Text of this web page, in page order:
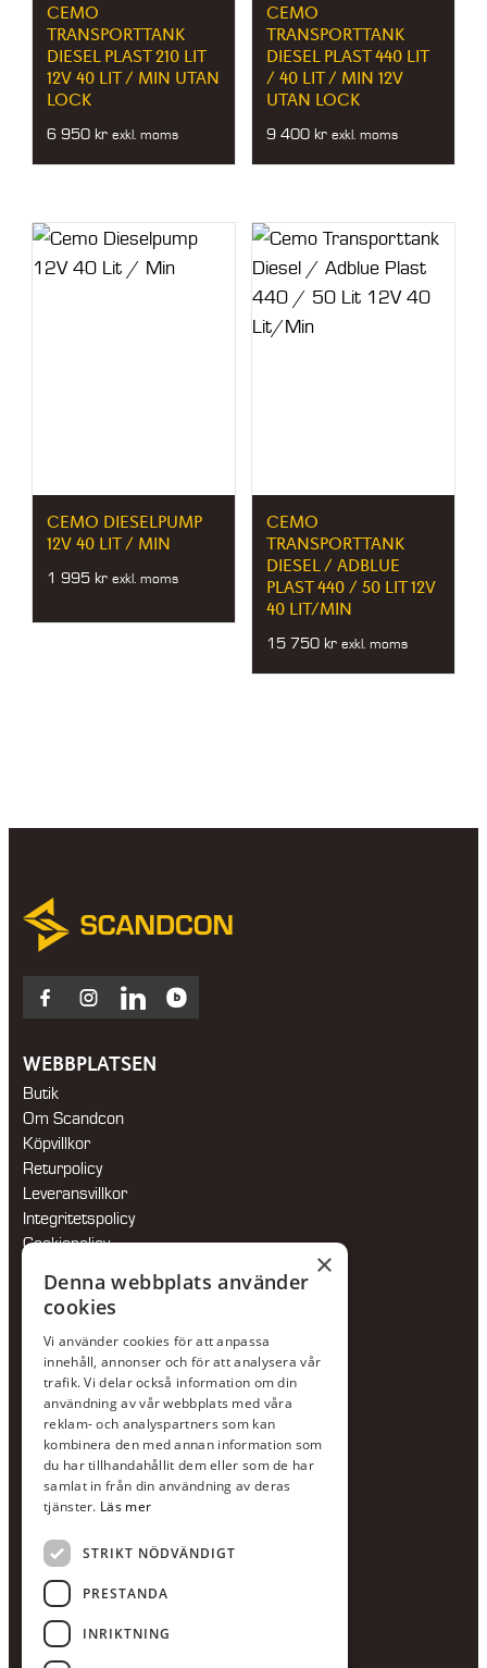
CEMO
TRANSPORTTANK
DIESEL PLAST 210 LIT
12V 40 LIT / MIN UTAN
LOCK
6 950 kr exkl. moms
CEMO
TRANSPORTTANK
DIESEL PLAST 440 LIT
/ 40 LIT / MIN 12V
UTAN LOCK
9 400 kr exkl. moms
CEMO DIESELPUMP
12V 40 LIT / MIN
1 995 kr exkl. moms
CEMO
TRANSPORTTANK
DIESEL / ADBLUE
PLAST 440 / 50 LIT 12V
40 LIT/MIN
15 750 kr exkl. moms
Facebook
Instagram
LinkedInBlocket
WEBBPLATSEN
Butik
Om Scandcon
Köpvillkor
Returpolicy
Leveransvillkor
Integritetspolicy
Cookiepolicy
Jour:073-36 88 87 0
Växel:020-120 29 00
E-post:info@scandcon.se
BESÖKSADRESS
Backagårdsgatan 9
511 57 Kinna
UPPGIFTER
Orgnummer
559375-8161
Swishnummer
123-615 05 28
×
Denna webbplats använder
cookies
Vi använder cookies för att anpassa
innehåll, annonser och för att analysera vår
trafik. Vi delar också information om din
användning av vår webbplats med våra
reklam- och analyspartners som kan
kombinera den med annan information som
du har tillhandahållit dem eller som de har
samlat in från din användning av deras
tjänster. Läs mer
STRIKT NÖDVÄNDIGT
PRESTANDA
INRIKTNING